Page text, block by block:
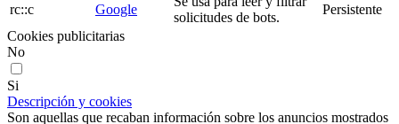
rc::c Google
solicitudes de bots.
Persistente
Cookies publicitarias
No
Si
Descripción y cookies
Son aquellas que recaban información sobre los anuncios mostrados